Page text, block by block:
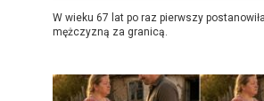
W wieku 67 lat po raz pierwszy
mężczyzną za granicą.